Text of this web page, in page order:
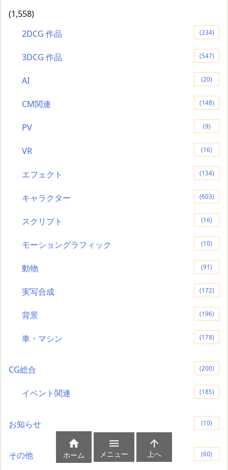
(1,558)
2DCG 作品
(234)
3DCG 作品 (547)
AI (20)
CM関連 (148)
PV (9)
VR (16)
エフェクト (134)
キャラクター (603)
スクリプト (16)
モーショングラフィック (10)
動物 (91)
実写合成 (172)
背景 (196)
車・マシン (178)
CG総合 (200)
イベント関連 (185)
お知らせ (10)
その他 (60)

ホーム

メニュー

上へ